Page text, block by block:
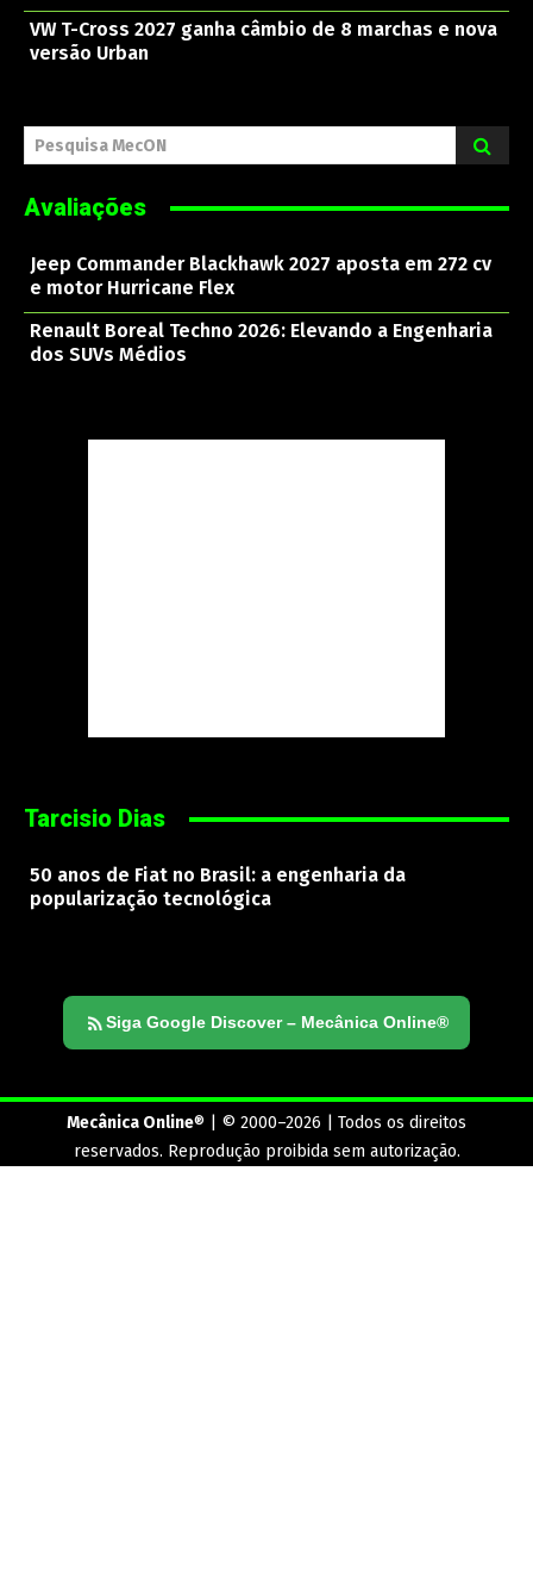
VW T-Cross 2027 ganha câmbio de 8 marchas e nova
versão Urban
Pesquisa MecON
Avaliações
Jeep Commander Blackhawk 2027 aposta em 272 cv
e motor Hurricane Flex
Renault Boreal Techno 2026: Elevando a Engenharia
dos SUVs Médios
Tarcisio Dias
50 anos de Fiat no Brasil: a engenharia da
popularização tecnológica
Siga Google Discover – Mecânica Online®
Mecânica Online® | © 2000–2026 | Todos os direitos
reservados. Reprodução proibida sem autorização.